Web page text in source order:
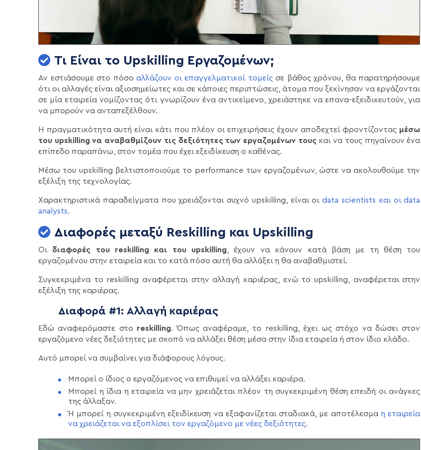
Τι Είναι το Upskilling Εργαζομένων;
Αν εστιάσουμε στο πόσοαλλάζουν οι επαγγελματικοί τομείςσε βάθος χρόνου, θα παρατηρήσουμε
ότι οι αλλαγές είναι αξιοσημείωτες και σε κάποιες περιπτώσεις, άτομα που ξεκίνησαν να εργάζονται
σε μία εταιρεία νομίζοντας ότι γνωρίζουν ένα αντικείμενο, χρειάστηκε να επανα-εξειδικευτούν, για
να μπορούν να ανταπεξέλθουν.
Η πραγματικότητα αυτή είναι κάτι που πλέον οι επιχειρήσεις έχουν αποδεχτεί φροντίζοντας μέσω
του upskilling να αναβαθμίζουν τις δεξιότητες των εργαζομένων τους και να τους πηγαίνουν ένα
επίπεδο παραπάνω, στον τομέα που έχει εξειδίκευση ο καθένας.
Μέσω του upskilling βελτιστοποιούμε το performance των εργαζομένων, ώστε να ακολουθούμε την
εξέλιξη της τεχνολογίας.
Χαρακτηριστικά παραδείγματα που χρειάζονται συχνό upskilling, είναι οιdata scientists και οι data
analysts.
Διαφορές μεταξύ Reskilling και Upskilling
Οι διαφορές του reskilling και του upskilling, έχουν να κάνουν κατά βάση με τη θέση του
εργαζομένου στην εταιρεία και το κατά πόσο αυτή θα αλλάξει η θα αναβαθμιστεί.
Συγκεκριμένα το reskilling αναφέρεται στην αλλαγή καριέρας, ενώ το upskilling, αναφέρεται στην
εξέλιξη της καριέρας.
Διαφορά #1: Αλλαγή καριέρας
Εδώ αναφερόμαστε στο reskilling. Όπως αναφέραμε, το reskilling, έχει ως στόχο να δώσει στον
εργαζόμενο νέες δεξιότητες με σκοπό να αλλάξει θέση μέσα στην ίδια εταιρεία ή στον ίδιο κλάδο.
Αυτό μπορεί να συμβαίνει για διάφορους λόγους.
Μπορεί ο ίδιος ο εργαζόμενος να επιθυμεί να αλλάξει καριέρα.
Μπορεί η ίδια η εταιρεία να μην χρειάζεται πλέον τη συγκεκριμένη θέση επειδή οι ανάγκες
της άλλαξαν.
Ή μπορεί η συγκεκριμένη εξειδίκευση να εξαφανίζεται σταδιακά, με αποτέλεσμαη εταιρεία
να χρειάζεται να εξοπλίσει τον εργαζόμενο με νέες δεξιότητες.